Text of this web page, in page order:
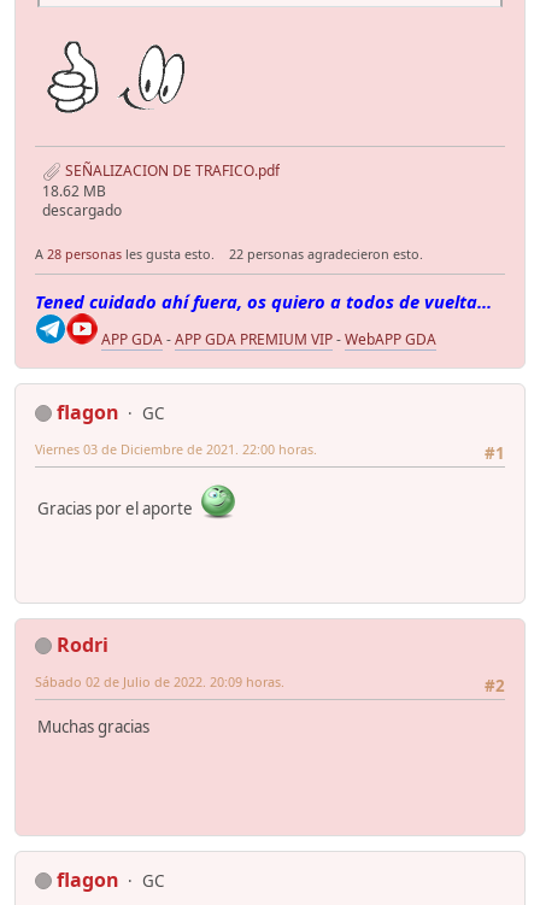
SEÑALIZACION DE TRAFICO.pdf
18.62 MB
descargado
A 28 personas les gusta esto. 22 personas agradecieron esto.
Tened cuidado ahí fuera, os quiero a todos de vuelta...
APP GDA-APP GDA PREMIUM VIP-WebAPP GDA
flagon
GC
#1
Viernes 03 de Diciembre de 2021. 22:00 horas.
Gracias por el aporte
Rodri
#2
Sábado 02 de Julio de 2022. 20:09 horas.
Muchas gracias
flagon
GC